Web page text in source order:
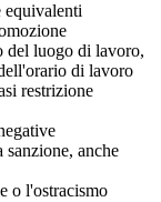
equivalenti
del luogo di lavoro,
di lavoro
restrizione
anche
o l'ostracismo